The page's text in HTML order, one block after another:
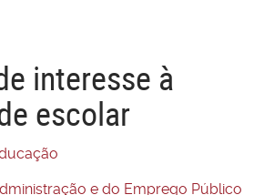
interesse à
escolar
e do Emprego Público